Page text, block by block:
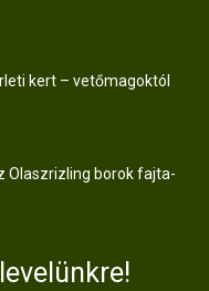
kert – vetőmagoktól
Olaszrizling borok fajta-